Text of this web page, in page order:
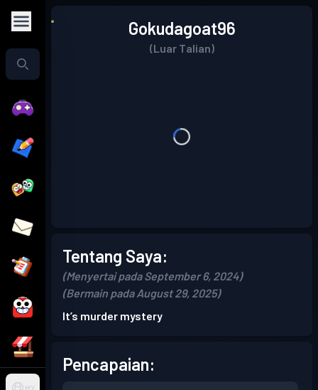
MY
Gokudagoat96
(Luar Talian)
Tentang Saya:
(Menyertai pada September 6, 2024)
(Bermain pada August 29, 2025)
It’s murder mystery
Pencapaian: